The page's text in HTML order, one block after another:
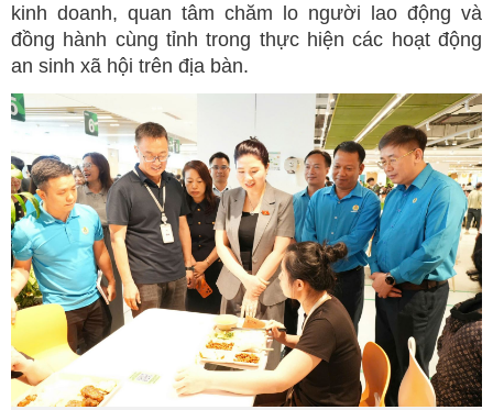
kinh doanh, quan tâm chăm lo người lao động và
đồng hành cùng tỉnh trong thực hiện các hoạt động
an sinh xã hội trên địa bàn.